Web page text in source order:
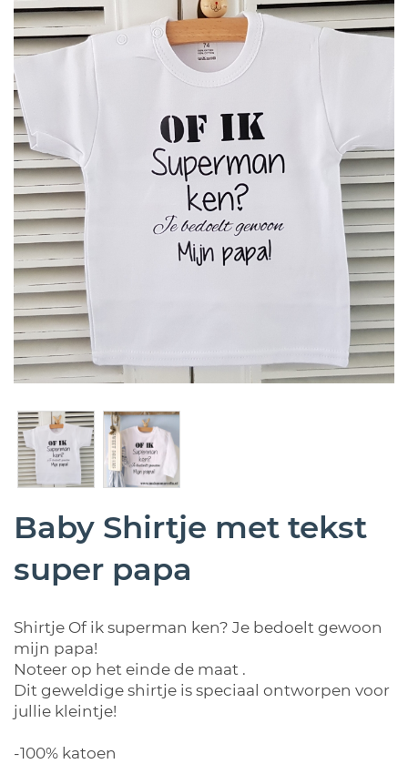
Baby Shirtje met tekst
super papa
Shirtje Of ik superman ken? Je bedoelt gewoon
mijn papa!
Noteer op het einde de maat .
Dit geweldige shirtje is speciaal ontworpen voor
jullie kleintje!
-100% katoen